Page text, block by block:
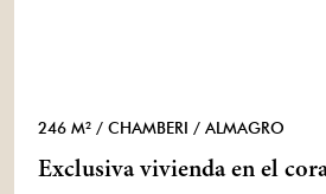
246 M² / CHAMBERI / ALMAGRO
Exclusiva vivienda en el